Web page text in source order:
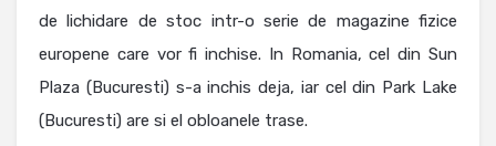
de lichidare de stoc intr-o serie de magazine fizice
europene care vor fi inchise. In Romania, cel din Sun
Plaza (Bucuresti) s-a inchis deja, iar cel din Park Lake
(Bucuresti) are si el obloanele trase.